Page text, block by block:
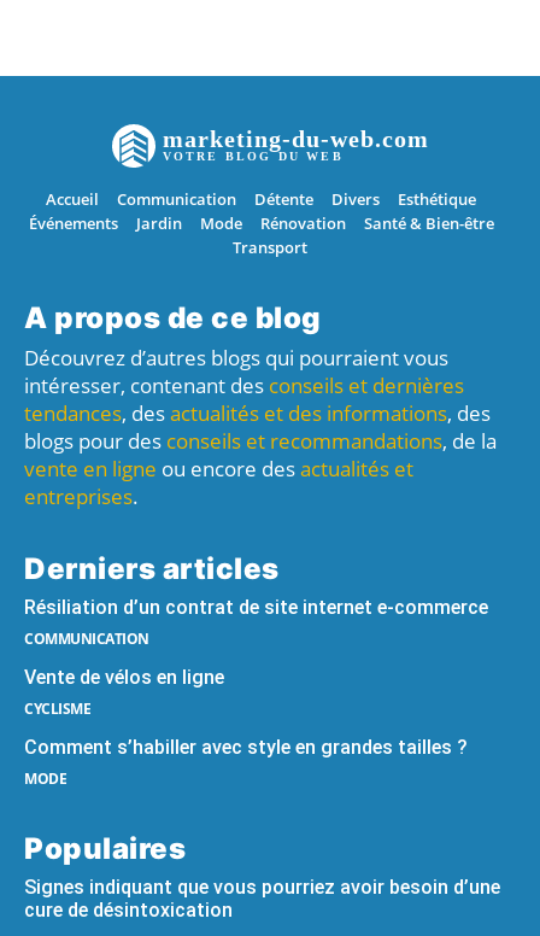
marketing-du-web.com
VOTRE BLOG DU WEB
Accueil Communication Détente Divers
Esthétique
Événements
Jardin Mode Rénovation
Santé & Bien-être
Transport
A propos de ce blog
Découvrez d’autres blogs qui pourraient vous
intéresser, contenant des conseils et dernières
tendances, desactualités et des informations, des
blogs pour des conseils et recommandations, de la
vente en ligne ou encore desactualités et
entreprises.
Derniers articles
Résiliation d’un contrat de site internet e-commerce
COMMUNICATION
Vente de vélos en ligne
CYCLISME
Comment s’habiller avec style en grandes tailles ?
MODE
Populaires
Signes indiquant que vous pourriez avoir besoin d’une
cure de désintoxication